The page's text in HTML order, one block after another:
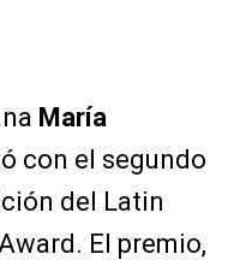
María
con el segundo
del Latin
El premio,